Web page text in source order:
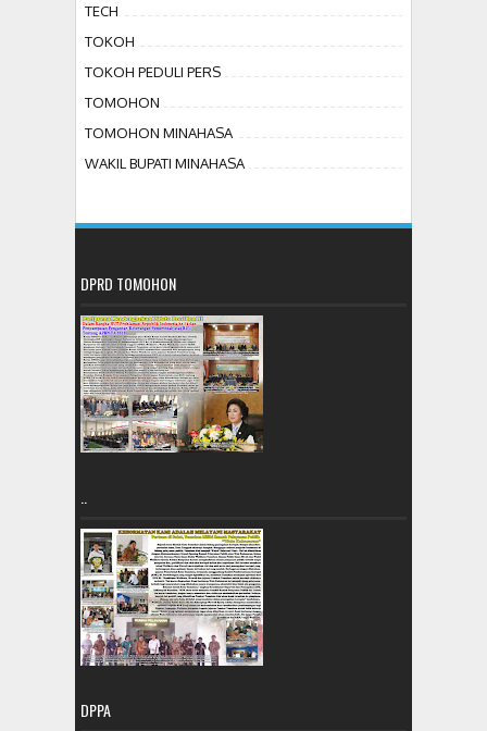
TECH
TOKOH
TOKOH PEDULI PERS
TOMOHON
TOMOHON MINAHASA
WAKIL BUPATI MINAHASA
DPRD TOMOHON
DPPA